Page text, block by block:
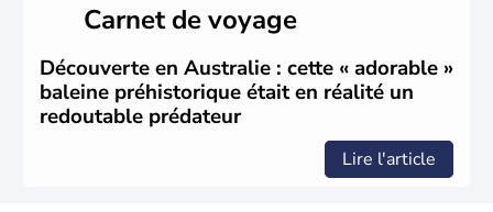
humaines. Il faut attendre 1522 pour qu'un explorateur
portugais découvre le continent australien, puis les
années 1700 pour que l'île devienne une terre
d'émigration européenne. La Grande-Bretagne
revendique son appartenance le 26 janvier 1788,
désormais jour de la fête nationale australienne. Cette
monarchie constitutionnelle est encore placée sous le
Carnet de voyage
Découverte en Australie : cette « adorable »
baleine préhistorique était en réalité un
redoutable prédateur
Lire l'article